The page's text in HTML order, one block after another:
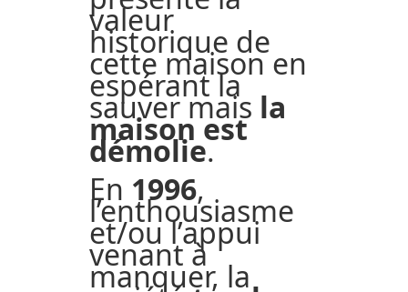
valeur
historique de
cette maison en
espérant la
sauver mais la
maison est
démolie.
En 1996,
l’enthousiasme
et/ou l’appui
venant à
manquer, la